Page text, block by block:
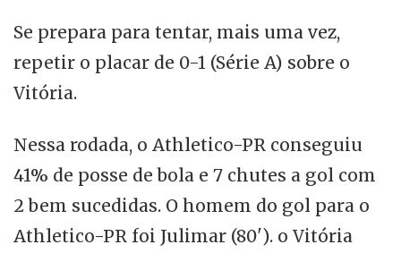
Se prepara para tentar, mais uma vez,
repetir o placar de 0-1 (Série A) sobre o
Vitória.
Nessa rodada, o Athletico-PR conseguiu
41% de posse de bola e 7 chutes a gol com
2 bem sucedidas. O homem do gol para o
Athletico-PR foi Julimar (80'). o Vitória